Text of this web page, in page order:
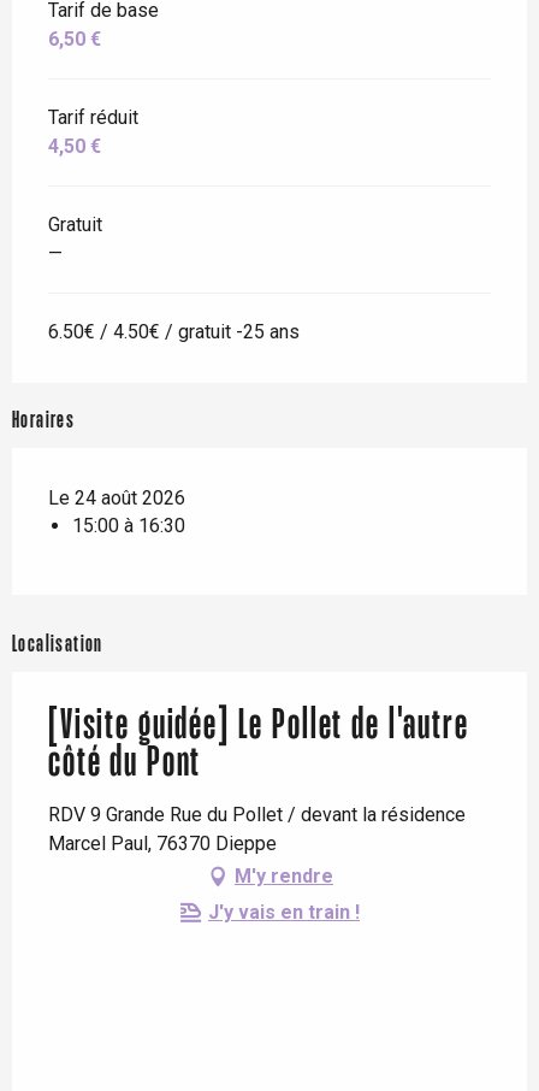
Tarif de base
6,50 €
Tarif réduit
4,50 €
Gratuit
—
6.50€ / 4.50€ / gratuit -25 ans
Horaires
Le 24 août 2026
15:00 à 16:30
Localisation
[Visite guidée] Le Pollet de l'autre
côté du Pont
RDV 9 Grande Rue du Pollet / devant la résidence
Marcel Paul, 76370 Dieppe
M'y rendre
J'y vais en train !